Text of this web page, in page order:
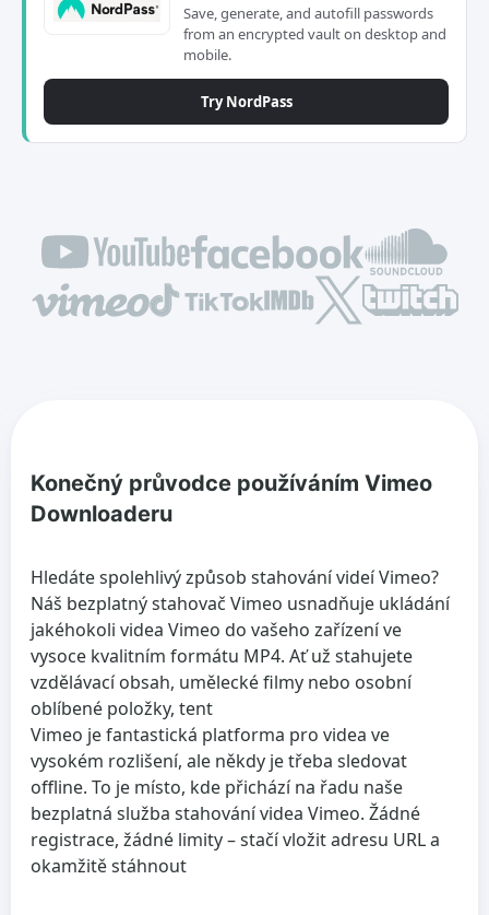
Save, generate, and autofill passwords
from an encrypted vault on desktop and
mobile.
Try NordPass
Konečný průvodce používáním Vimeo
Downloaderu
Hledáte spolehlivý způsob stahování videí Vimeo?
Náš bezplatný stahovač Vimeo usnadňuje ukládání
jakéhokoli videa Vimeo do vašeho zařízení ve
vysoce kvalitním formátu MP4. Ať už stahujete
vzdělávací obsah, umělecké filmy nebo osobní
oblíbené položky, tent
Vimeo je fantastická platforma pro videa ve
vysokém rozlišení, ale někdy je třeba sledovat
offline. To je místo, kde přichází na řadu naše
bezplatná služba stahování videa Vimeo. Žádné
registrace, žádné limity – stačí vložit adresu URL a
okamžitě stáhnout